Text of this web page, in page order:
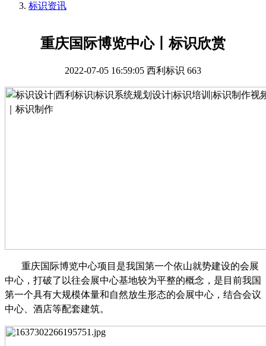
标识资讯
重庆国际博览中心丨标识欣赏
2022-07-05 16:59:05 西利标识 663
重庆国际博览中心项目是我国第一个依山就势建设的会展
中心，打破了以往会展中心基地较为平整的概念，是目前我国
第一个具有大规模体量和自然放生形态的会展中心，结合会议
中心、酒店等配套建筑。